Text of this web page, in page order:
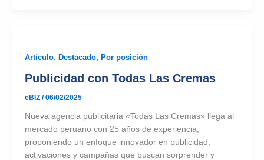
Artículo, Destacado, Por posición
Publicidad con Todas Las Cremas
eBIZ /06/02/2025
Nueva agencia publicitaria «Todas Las Cremas» llega al
mercado peruano con 25 años de experiencia,
proponiendo un enfoque innovador en publicidad,
activaciones y campañas que buscan sorprender y